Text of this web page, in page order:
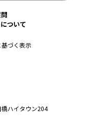
橋ハイタウン204
ついて
づく表示